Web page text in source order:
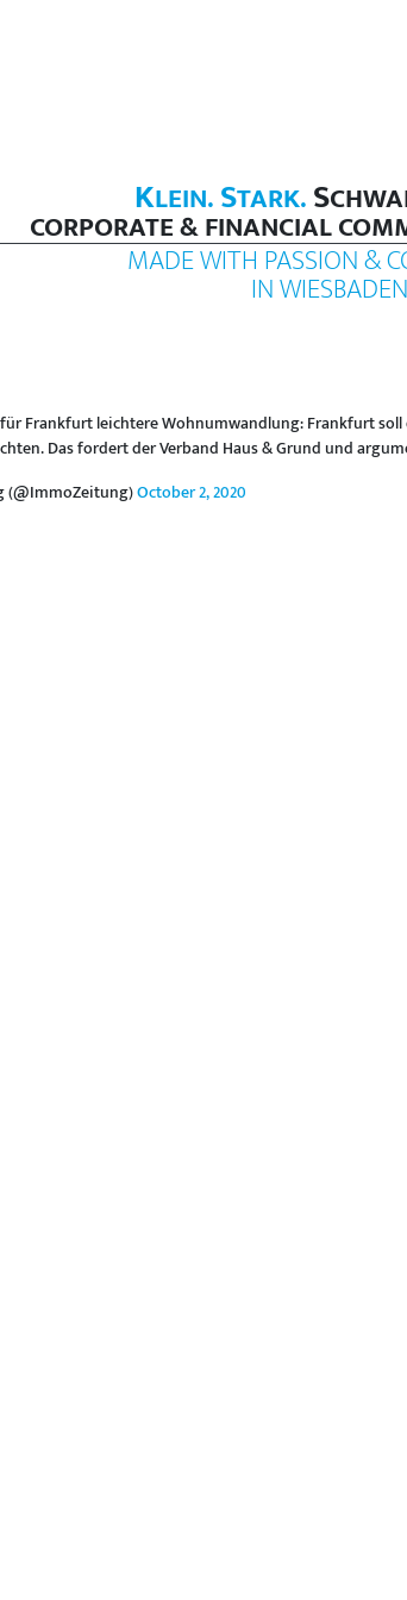
KLEIN.STARK.S
CORPORATE & FINANCIAL
MADE WITH PASSION &
IN WIESBADEN
Frankfurt leichtere Wohnumwandlung: Frankfurt
Das fordert der Verband Haus & Grund und
October 2, 2020